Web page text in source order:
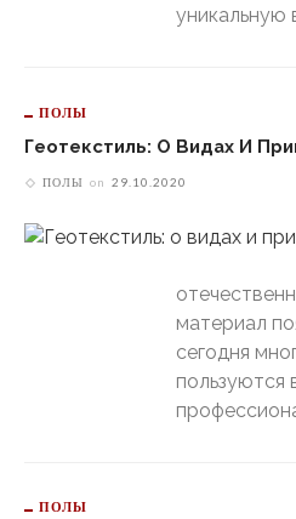
уникальную
ПОЛЫ
Геотекстиль: О Видах И
ПОЛЫ on 29.10.2020
материал
сегодня
пользуются
ПОЛЫ